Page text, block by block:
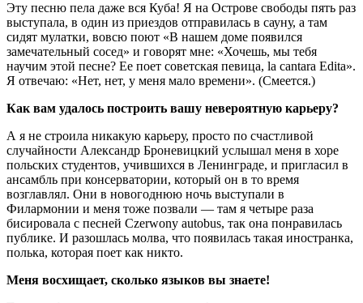
Эту песню пела даже вся Куба! Я на Острове свободы пять раз
выступала, в один из приездов отправилась в сауну, а там
сидят мулатки, вовсю поют «В нашем доме появился
замечательный сосед» и говорят мне: «Хочешь, мы тебя
научим этой песне? Ее поет советская певица, la cantara Edita».
Я отвечаю: «Нет, нет, у меня мало времени». (Смеется.)
Как вам удалось построить вашу невероятную карьеру?
А я не строила никакую карьеру, просто по счастливой
случайности Александр Броневицкий услышал меня в хоре
польских студентов, учившихся в Ленинграде, и пригласил в
ансамбль при консерватории, который он в то время
возглавлял. Они в новогоднюю ночь выступали в
Филармонии и меня тоже позвали — там я четыре раза
бисировала с песней Czerwony autobus, так она понравилась
публике. И разошлась молва, что появилась такая иностранка,
полька, которая поет как никто.
Меня восхищает, сколько языков вы знаете!